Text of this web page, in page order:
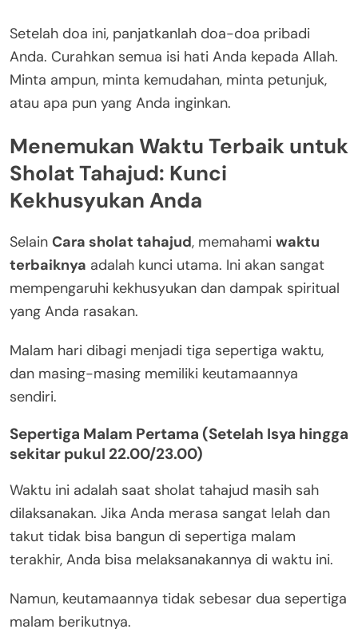
Setelah doa ini, panjatkanlah doa-doa pribadi
Anda. Curahkan semua isi hati Anda kepada Allah.
Minta ampun, minta kemudahan, minta petunjuk,
atau apa pun yang Anda inginkan.
Menemukan Waktu Terbaik untuk
Sholat Tahajud: Kunci
Kekhusyukan Anda
Selain Cara sholat tahajud, memahami waktu
terbaiknya adalah kunci utama. Ini akan sangat
mempengaruhi kekhusyukan dan dampak spiritual
yang Anda rasakan.
Malam hari dibagi menjadi tiga sepertiga waktu,
dan masing-masing memiliki keutamaannya
sendiri.
Sepertiga Malam Pertama (Setelah Isya hingga
sekitar pukul 22.00/23.00)
Waktu ini adalah saat sholat tahajud masih sah
dilaksanakan. Jika Anda merasa sangat lelah dan
takut tidak bisa bangun di sepertiga malam
terakhir, Anda bisa melaksanakannya di waktu ini.
Namun, keutamaannya tidak sebesar dua sepertiga
malam berikutnya.